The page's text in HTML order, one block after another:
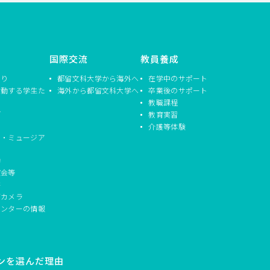
する学生た
ミュージア
等
メラ
ターの情報
国際交流
都留文科大学から海外へ
海外から都留文科大学へ
教員養成
在学中のサポート
卒業後のサポート
教職課程
教育実習
介護等体験
を選んだ理由